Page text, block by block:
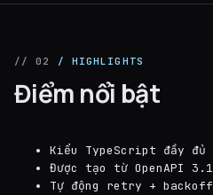
// 02 / HIGHLIGHTS
Điểm nổi bật
Kiểu TypeScript đầy đủ
Được tạo từ OpenAPI 3.1
Tự động retry + backoff